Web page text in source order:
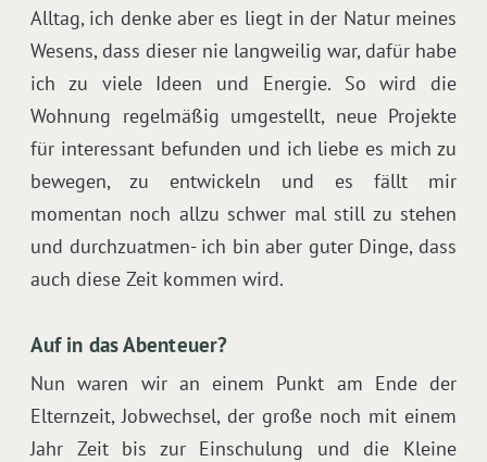
Alltag, ich denke aber es liegt in der Natur meines
Wesens, dass dieser nie langweilig war, dafür habe
ich zu viele Ideen und Energie. So wird die
Wohnung regelmäßig umgestellt, neue Projekte
für interessant befunden und ich liebe es mich zu
bewegen, zu entwickeln und es fällt mir
momentan noch allzu schwer mal still zu stehen
und durchzuatmen- ich bin aber guter Dinge, dass
auch diese Zeit kommen wird.
Auf in das Abenteuer?
Nun waren wir an einem Punkt am Ende der
Elternzeit, Jobwechsel, der große noch mit einem
Jahr Zeit bis zur Einschulung und die Kleine